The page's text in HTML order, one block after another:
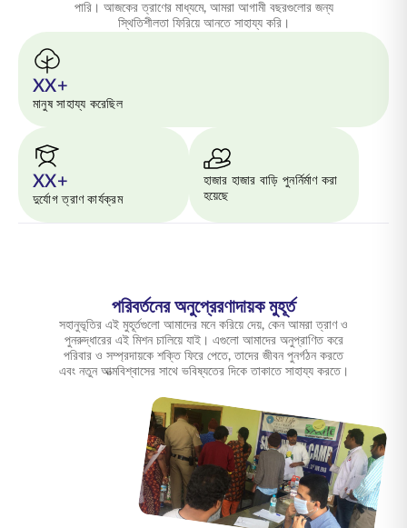
পারি। আজকের ত্রাণের মাধ্যমে, আমরা আগামী বছরগুলোর জন্য
স্থিতিশীলতা ফিরিয়ে আনতে সাহায্য করি।
XX+
মানুষ সাহায্য করেছিল
XX+
দুর্যোগ ত্রাণ কার্যক্রম
হাজার হাজার বাড়ি পুনর্নির্মাণ করা
হয়েছে
পরিবর্তনের অনুপ্রেরণাদায়ক মুহূর্ত
সহানুভূতির এই মুহূর্তগুলো আমাদের মনে করিয়ে দেয়, কেন আমরা ত্রাণ ও
পুনরুদ্ধারের এই মিশন চালিয়ে যাই। এগুলো আমাদের অনুপ্রাণিত করে
পরিবার ও সম্প্রদায়কে শক্তি ফিরে পেতে, তাদের জীবন পুনর্গঠন করতে
এবং নতুন আত্মবিশ্বাসের সাথে ভবিষ্যতের দিকে তাকাতে সাহায্য করতে।